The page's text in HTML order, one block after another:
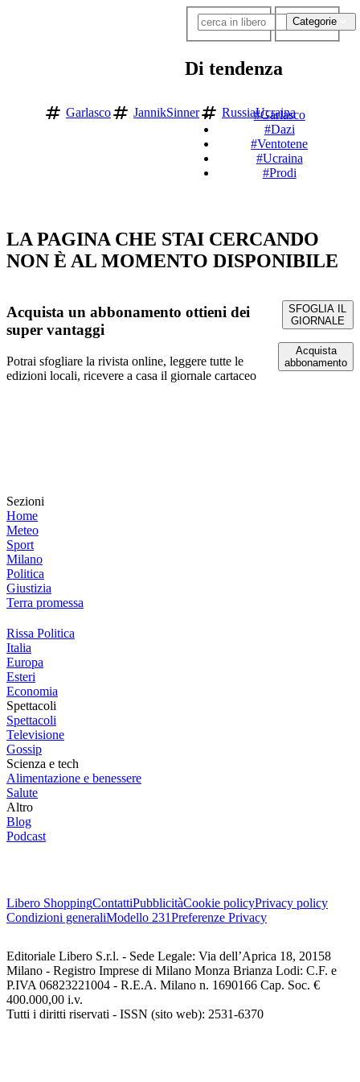
Garlasco JannikSinner RussiaUcraina
Categorie
Di tendenza
#Garlasco
#Dazi
#Ventotene
#Ucraina
#Prodi
LA PAGINA CHE STAI CERCANDO
NON È AL MOMENTO DISPONIBILE
Acquista un abbonamento ottieni dei
super vantaggi
Potrai sfogliare la rivista online, leggere tutte le
edizioni locali, ricevere a casa il giornale cartaceo
SFOGLIA IL
GIORNALE
Acquista
abbonamento
Sezioni
Home
Meteo
Sport
Milano
Politica
Giustizia
Terra promessa
Rissa Politica
Italia
Europa
Esteri
Economia
Spettacoli
Spettacoli
Televisione
Gossip
Scienza e tech
Alimentazione e benessere
Salute
Altro
Blog
Podcast
Libero ShoppingContattiPubblicitàCookie policyPrivacy policy
Condizioni generaliModello 231Preferenze Privacy
Editoriale Libero S.r.l. - Sede Legale: Via dell’Aprica 18, 20158
Milano - Registro Imprese di Milano Monza Brianza Lodi: C.F. e
P.IVA 06823221004 - R.E.A. Milano n. 1690166 Cap. Soc. €
400.000,00 i.v.
Tutti i diritti riservati - ISSN (sito web): 2531-6370